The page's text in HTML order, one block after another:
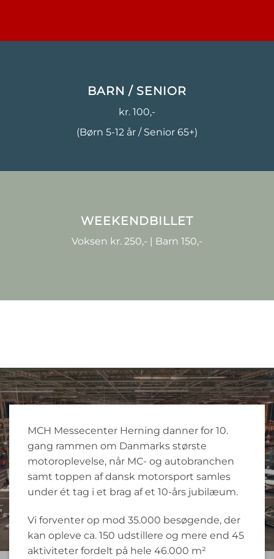
BARN / SENIOR
kr. 100,-
(Børn 5-12 år / Senior 65+)
WEEKENDBILLET
Voksen kr. 250,- | Barn 150,-
MCH Messecenter Herning danner for 10.
gang rammen om Danmarks største
motoroplevelse, når MC- og autobranchen
samt toppen af dansk motorsport samles
under ét tag i et brag af et 10-års jubilæum.
Vi forventer op mod 35.000 besøgende, der
kan opleve ca. 150 udstillere og mere end 45
aktiviteter fordelt på hele 46.000 m²